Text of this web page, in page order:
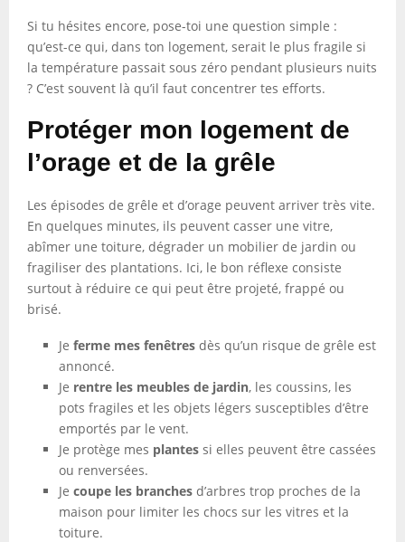
Si tu hésites encore, pose-toi une question simple :
qu’est-ce qui, dans ton logement, serait le plus fragile si
la température passait sous zéro pendant plusieurs nuits
? C’est souvent là qu’il faut concentrer tes efforts.
Protéger mon logement de
l’orage et de la grêle
Les épisodes de grêle et d’orage peuvent arriver très vite.
En quelques minutes, ils peuvent casser une vitre,
abîmer une toiture, dégrader un mobilier de jardin ou
fragiliser des plantations. Ici, le bon réflexe consiste
surtout à réduire ce qui peut être projeté, frappé ou
brisé.
Je ferme mes fenêtres dès qu’un risque de grêle est
annoncé.
Je rentre les meubles de jardin, les coussins, les
pots fragiles et les objets légers susceptibles d’être
emportés par le vent.
Je protège mes plantes si elles peuvent être cassées
ou renversées.
Je coupe les branches d’arbres trop proches de la
maison pour limiter les chocs sur les vitres et la
toiture.